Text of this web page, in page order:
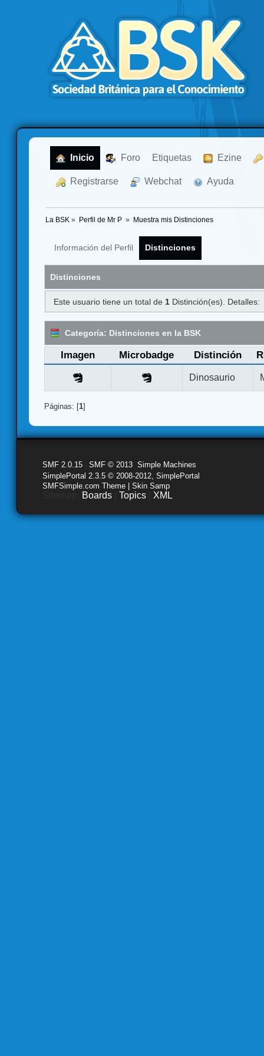
Inicio Foro Etiquetas Ezine
Registrarse Webchat Ayuda
La BSK » Perfil de Mr P » Muestra mis Distinciones
Información del Perfil Distinciones
Distinciones
Este usuario tiene un total de 1 Distinción(es). Detalles:
Categoría: Distinciones en la BSK
Imagen Microbadge Distinción
Dinosaurio
Páginas: [1]
SMF 2.0.15 SMF © 2013 Simple Machines
SimplePortal 2.3.5 © 2008-2012, SimplePortal
SMFSimple.com Theme | Skin Samp
Boards Topics XML